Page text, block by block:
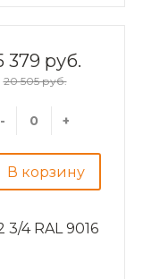
379 руб.
20 505 руб.
- +
В корзину
4 RAL 9016